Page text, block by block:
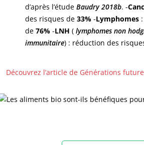
NOS SECTEURS D'ACTIVITÉ
Cosmétique
d’après l’étude Baudry 2018b. -
des risques de 33% -Lymphomes
de 76% -LNH ( lymphomes non
immunitaire) : réduction des
Découvrez l’article de Générations